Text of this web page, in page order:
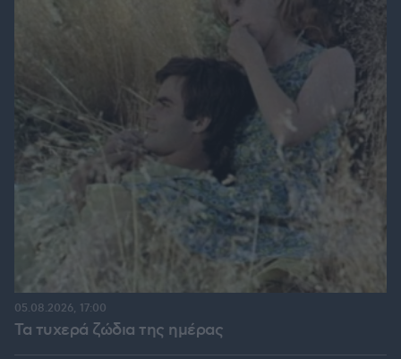
Τα τυχερά ζώδια της ημέρας
05.08.2026, 17:00